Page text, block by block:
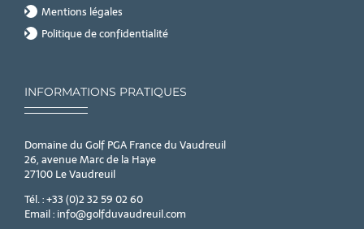
Mentions légales
Politique de confidentialité
INFORMATIONS PRATIQUES
Domaine du Golf PGA France du Vaudreuil
26, avenue Marc de la Haye
27100 Le Vaudreuil
Tél. : +33 (0)2 32 59 02 60
Email : info@golfduvaudreuil.com